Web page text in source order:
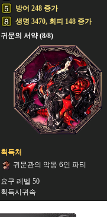
방어 248 증가
생명 3470, 회피 148 증가
귀문의 서약 (8/8)
획득처
귀문관의 악몽 6인 파티
요구 레벨 50
획득시귀속